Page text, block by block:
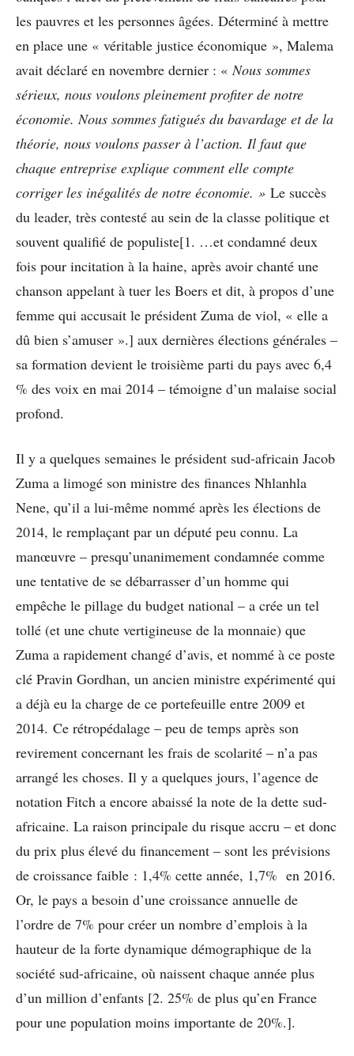
les pauvres et les personnes âgées. Déterminé à mettre
en place une « véritable justice économique », Malema
avait déclaré en novembre dernier : « Nous sommes
sérieux, nous voulons pleinement profiter de notre
économie. Nous sommes fatigués du bavardage et de la
théorie, nous voulons passer à l’action. Il faut que
chaque entreprise explique comment elle compte
corriger les inégalités de notre économie. » Le succès
du leader, très contesté au sein de la classe politique et
souvent qualifié de populiste[1. …et condamné deux
fois pour incitation à la haine, après avoir chanté une
chanson appelant à tuer les Boers et dit, à propos d’une
femme qui accusait le président Zuma de viol, « elle a
dû bien s’amuser ».] aux dernières élections générales –
sa formation devient le troisième parti du pays avec 6,4
% des voix en mai 2014 – témoigne d’un malaise social
profond.
Il y a quelques semaines le président sud-africain Jacob
Zuma a limogé son ministre des finances Nhlanhla
Nene, qu’il a lui-même nommé après les élections de
2014, le remplaçant par un député peu connu. La
manœuvre – presqu’unanimement condamnée comme
une tentative de se débarrasser d’un homme qui
empêche le pillage du budget national – a crée un tel
tollé (et une chute vertigineuse de la monnaie) que
Zuma a rapidement changé d’avis, et nommé à ce poste
clé Pravin Gordhan, un ancien ministre expérimenté qui
a déjà eu la charge de ce portefeuille entre 2009 et
2014. Ce rétropédalage – peu de temps après son
revirement concernant les frais de scolarité – n’a pas
arrangé les choses. Il y a quelques jours, l’agence de
notation Fitch a encore abaissé la note de la dette sud-
africaine. La raison principale du risque accru – et donc
du prix plus élevé du financement – sont les prévisions
de croissance faible : 1,4% cette année, 1,7% en 2016.
Or, le pays a besoin d’une croissance annuelle de
l’ordre de 7% pour créer un nombre d’emplois à la
hauteur de la forte dynamique démographique de la
société sud-africaine, où naissent chaque année plus
d’un million d’enfants [2. 25% de plus qu’en France
pour une population moins importante de 20%.].